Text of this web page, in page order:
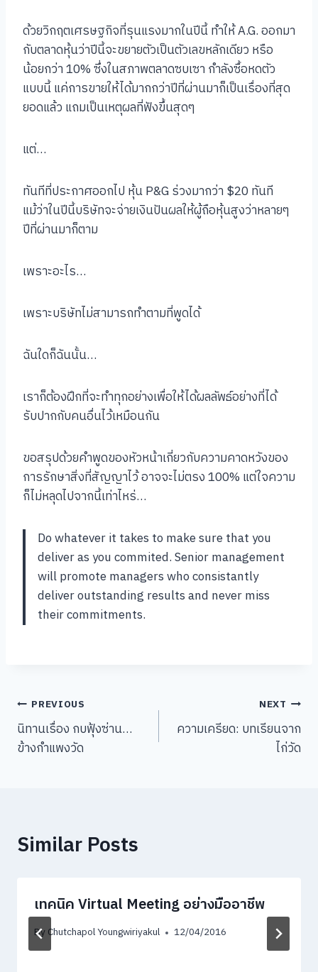
ด้วยวิกฤตเศรษฐกิจที่รุนแรงมากในปีนี้ ทำให้ A.G. ออกมา
กับตลาดหุ้นว่าปีนี้จะขยายตัวเป็นตัวเลขหลักเดียว หรือ
น้อยกว่า 10% ซึ่งในสภาพตลาดซบเซา กำลังซื้อหดตัว
แบบนี้ แค่การขายให้ได้มากกว่าปีที่ผ่านมาก็เป็นเรื่องที่สุด
ยอดแล้ว แถมเป็นเหตุผลที่ฟังขึ้นสุดๆ
แต่…
ทันทีที่ประกาศออกไป หุ้น P&G ร่วงมากว่า $20 ทันที
แม้ว่าในปีนี้บริษัทจะจ่ายเงินปันผลให้ผู้ถือหุ้นสูงว่าหลายๆ
ปีที่ผ่านมาก็ตาม
เพราะอะไร…
เพราะบริษัทไม่สามารถทำตามที่พูดได้
ฉันใดก็ฉันนั้น…
เราก็ต้องฝึกที่จะทำทุกอย่างเพื่อให้ได้ผลลัพธ์อย่างที่ได้
รับปากกับคนอื่นไว้เหมือนกัน
ขอสรุปด้วยคำพูดของหัวหน้าเกี่ยวกับความคาดหวังของ
การรักษาสิ่งที่สัญญาไว้ อาจจะไม่ตรง 100% แต่ใจความ
ก็ไม่หลุดไปจากนี้เท่าไหร่…
Do whatever it takes to make sure that you
deliver as you commited. Senior management
will promote managers who consistantly
deliver outstanding results and never miss
their commitments.
Post
navigation
PREVIOUS
นิทานเรื่อง กบฟุ้งซ่าน…
ข้างกำแพงวัด
NEXT
ความเครียด: บทเรียนจาก
ไก่วัด
Similar Posts
เทคนิค Virtual Meeting อย่างมืออาชีพ
ByChutchapol Youngwiriyakul 12/04/2016